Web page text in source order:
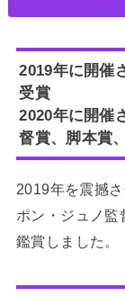
2019年に開催
受賞
2020年に開催
督賞、脚本賞
2019年を震撼
ポン・ジュノ監
鑑賞しました。